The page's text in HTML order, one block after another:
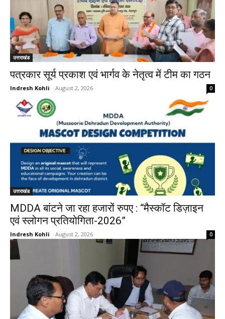
उत्तराखंड
पत्रकार सूर्य प्रकाश एवं भार्गव के नेतृत्व में टीम का गठन
Indresh Kohli - August 2, 2026 0
उत्तराखंड
MDDA बांटने जा रहा हजारों रुपए : “मैस्कॉट डिज़ाइन
एवं स्लोगन प्रतियोगिता-2026”
Indresh Kohli - August 2, 2026 0